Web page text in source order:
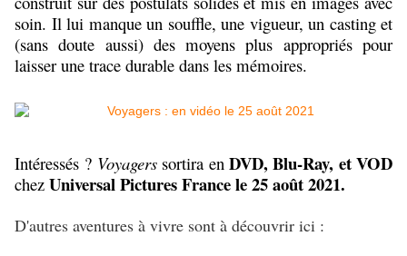
soin. Il lui manque un souffle, une vigueur, un casting et
(sans doute aussi) des moyens plus appropriés pour
laisser une trace durable dans les mémoires.
Intéressés ? Voyagers sortira en DVD, Blu-Ray, et VOD
chez Universal Pictures France le 25 août 2021.
D'autres aventures à vivre sont à découvrir ici :